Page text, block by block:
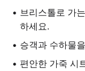
브리스톨로 가
하세요.
승객과 수하물
편안한 가죽 시